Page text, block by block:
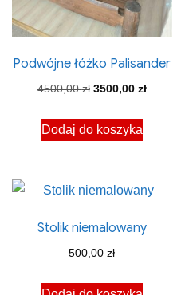
Podwójne łóżko Palisander
4500,00zł Pierwotna
wynosiła:
3500,00 złAktualna
Dodaj do koszyka
Stolik niemalowany
500,00zł